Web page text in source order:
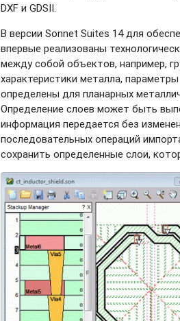
DXF и GDSII.
В версии Sonnet Suites 14 для
впервые реализованы
между собой объектов, например,
характеристики металла,
определены для планарных
Определение слоев может быть
информация передается без
последовательных операций
сохранить определенные слои,